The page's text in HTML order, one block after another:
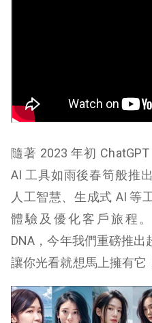
隨著 2023 年初
AI 工具如雨後春筍般推
人工智慧、生成式 AI 等
體驗及優化客戶旅程
DNA，今年我們重磅推出
讓你光看就想馬上擁有它